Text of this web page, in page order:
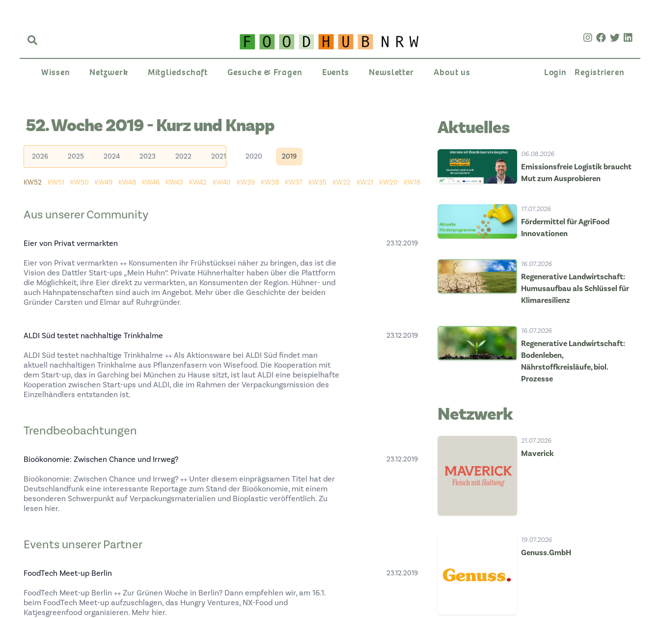
Wissen Netzwerk Mitgliedschaft Gesuche & Fragen Events Newsletter About us Login Registrieren
52. Woche 2019 - Kurz und Knapp
2026 2025 2024 2023 2022 2021 2020 2019
KW52 KW51 KW50 KW49 KW48 KW46 KW43 KW42 KW40 KW39 KW38 KW37 KW35 KW22 KW21 KW20 KW18
Aus unserer Community
Eier von Privat vermarkten 23.12.2019
Eier von Privat vermarkten ++ Konsumenten ihr Frühstücksei näher zu bringen, das ist die
Vision des Dattler Start-ups „Mein Huhn“. Private Hühnerhalter haben über die Plattform
die Möglichkeit, ihre Eier direkt zu vermarkten, an Konsumenten der Region. Hühner- und
auch Hahnpatenschaften sind auch im Angebot. Mehr über die Geschichte der beiden
Gründer Carsten und Elmar auf Ruhrgründer.
ALDI Süd testet nachhaltige Trinkhalme 23.12.2019
ALDI Süd testet nachhaltige Trinkhalme ++ Als Aktionsware bei ALDI Süd findet man
aktuell nachhaltigen Trinkhalme aus Pflanzenfasern von Wisefood. Die Kooperation mit
dem Start-up, das in Garching bei München zu Hause sitzt, ist laut ALDI eine beispielhafte
Kooperation zwischen Start-ups und ALDI, die im Rahmen der Verpackungsmission des
Einzelhändlers entstanden ist.
Trendbeobachtungen
Bioökonomie: Zwischen Chance und Irrweg? 23.12.2019
Bioökonomie: Zwischen Chance und Irrweg? ++ Unter diesem einprägsamen Titel hat der
Deutschlandfunk eine interessante Reportage zum Stand der Bioökonomie, mit einem
besonderen Schwerpunkt auf Verpackungsmaterialien und Bioplastic veröffentlich. Zu
lesen hier.
Events unserer Partner
FoodTech Meet-up Berlin 23.12.2019
FoodTech Meet-up Berlin ++ Zur Grünen Woche in Berlin? Dann empfehlen wir, am 16.1.
beim FoodTech Meet-up aufzuschlagen, das Hungry Ventures, NX-Food und
Katjesgreenfood organisieren. Mehr hier.
Aktuelles
06.08.2026
Emissionsfreie Logistik braucht
Mut zum Ausprobieren
17.07.2026
Fördermittel für AgriFood
Innovationen
16.07.2026
Regenerative Landwirtschaft:
Humusaufbau als Schlüssel für
Klimaresilienz
16.07.2026
Regenerative Landwirtschaft:
Bodenleben,
Nährstoffkreisläufe, biol.
Prozesse
Netzwerk
21.07.2026
Maverick
19.07.2026
Genuss.GmbH